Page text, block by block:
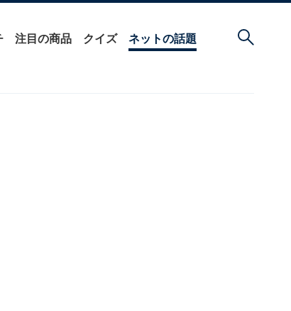
注目の商品 クイズ ネットの話題